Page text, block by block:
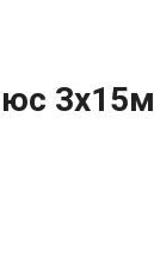
3х15м